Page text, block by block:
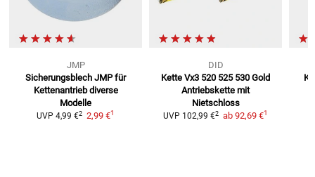
JMP
Sicherungsblech JMP für
Kettenantrieb diverse
Modelle
UVP 4,99 €2 2,99 €1
DID
Kette Vx3 520 525 530 Gold
Antriebskette mit
Nietschloss
UVP 102,99 €2 ab 92,69 €1